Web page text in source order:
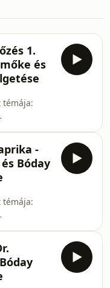
1.
és
témája:
a
egy
lélek
a
-
Bóday
témája:
a
egy